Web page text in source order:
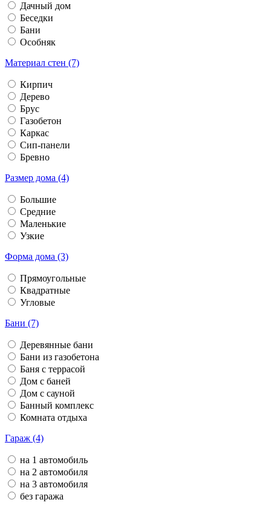
Дачный дом
Беседки
Бани
Особняк
Материал стен (7)
Кирпич
Дерево
Брус
Газобетон
Каркас
Сип-панели
Бревно
Размер дома (4)
Большие
Средние
Маленькие
Узкие
Форма дома (3)
Прямоугольные
Квадратные
Угловые
Бани (7)
Деревянные бани
Бани из газобетона
Баня с террасой
Дом с баней
Дом с сауной
Банный комплекс
Комната отдыха
Гараж (4)
на 1 автомобиль
на 2 автомобиля
на 3 автомобиля
без гаража